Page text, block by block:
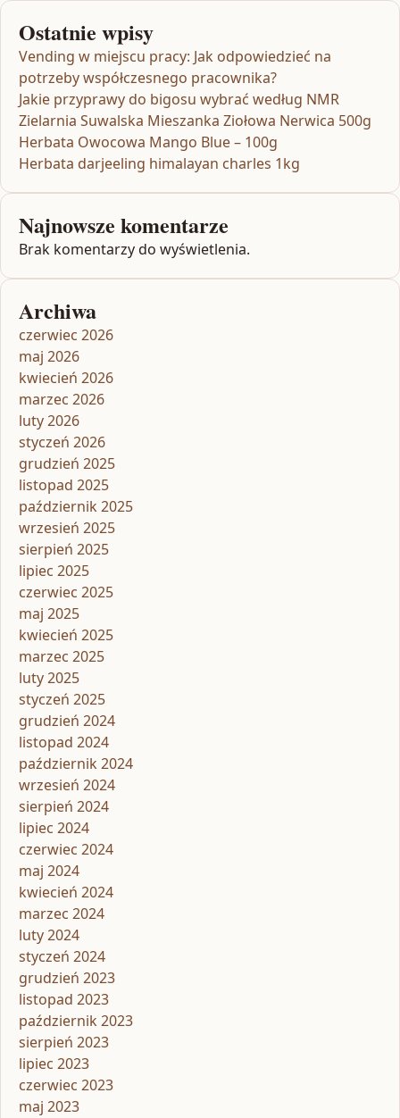
Ostatnie wpisy
Vending w miejscu pracy: Jak odpowiedzieć na
potrzeby współczesnego pracownika?
Jakie przyprawy do bigosu wybrać według NMR
Zielarnia Suwalska Mieszanka Ziołowa Nerwica 500g
Herbata Owocowa Mango Blue – 100g
Herbata darjeeling himalayan charles 1kg
Najnowsze komentarze
Brak komentarzy do wyświetlenia.
Archiwa
czerwiec 2026
maj 2026
kwiecień 2026
marzec 2026
luty 2026
styczeń 2026
grudzień 2025
listopad 2025
październik 2025
wrzesień 2025
sierpień 2025
lipiec 2025
czerwiec 2025
maj 2025
kwiecień 2025
marzec 2025
luty 2025
styczeń 2025
grudzień 2024
listopad 2024
październik 2024
wrzesień 2024
sierpień 2024
lipiec 2024
czerwiec 2024
maj 2024
kwiecień 2024
marzec 2024
luty 2024
styczeń 2024
grudzień 2023
listopad 2023
październik 2023
sierpień 2023
lipiec 2023
czerwiec 2023
maj 2023